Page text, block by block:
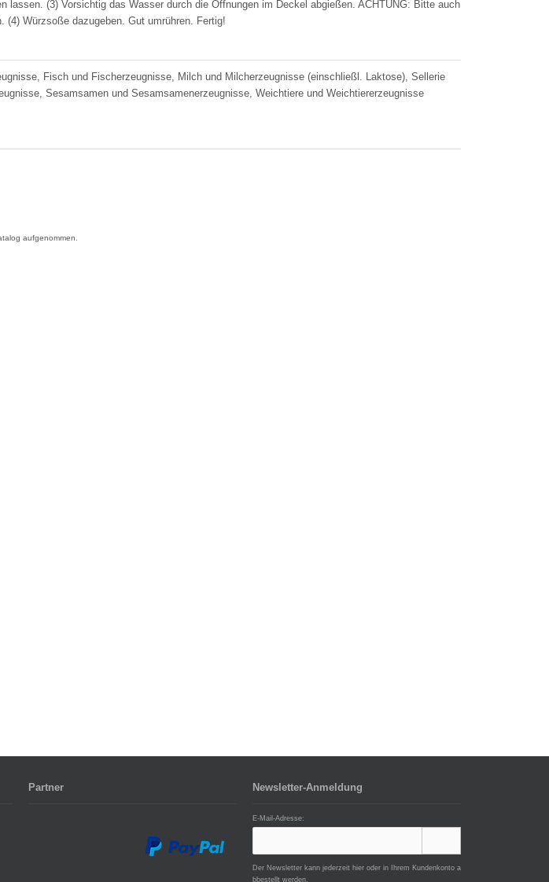
lassen. (3) Vorsichtig das Wasser durch die Öffnungen im Deckel abgießen. ACHTUNG: Bitte auch
(4) Würzsoße dazugeben. Gut umrühren. Fertig!
Fisch und Fischerzeugnisse, Milch und Milcherzeugnisse (einschließl. Laktose), Sellerie
Sesamsamen und Sesamsamenerzeugnisse, Weichtiere und Weichtiererzeugnisse
aufgenommen.
Partner Newsletter-Anmeldung
E-Mail-Adresse:
Der Newsletter kann jederzeit hier oder in Ihrem Kundenkonto a
bbestellt werden.